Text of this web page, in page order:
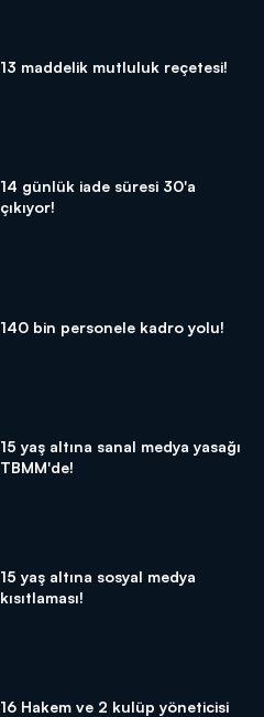
13 maddelik mutluluk reçetesi!
14 günlük iade süresi 30'a
çıkıyor!
140 bin personele kadro yolu!
15 yaş altına sanal medya yasağı
TBMM'de!
15 yaş altına sosyal medya
kısıtlaması!
16 Hakem ve 2 kulüp yöneticisi